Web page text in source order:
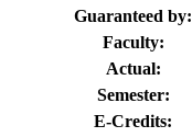
Guaranteed by:
Faculty:
Actual:
Semester:
E-Credits: